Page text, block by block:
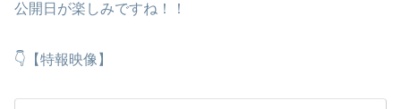
公開日が楽しみですね！！
👇【特報映像】